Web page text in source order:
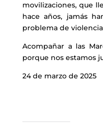
movilizaciones, que
hace años, jamás
problema de
Acompañar a las
porque nos estamos
24 de marzo de 2025